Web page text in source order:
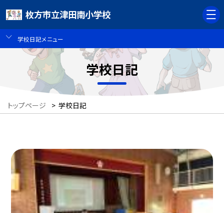
枚方市立津田南小学校
学校日記メニュー
学校日記
トップページ > 学校日記